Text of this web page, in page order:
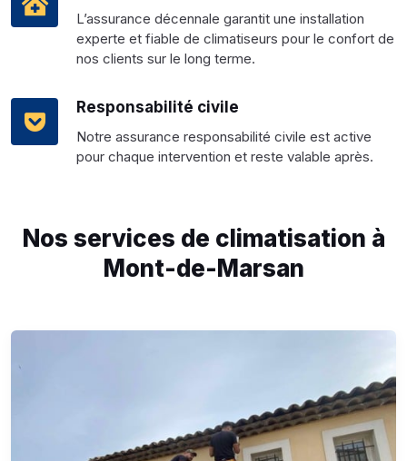
L’assurance décennale garantit une installation
experte et fiable de climatiseurs pour le confort de
nos clients sur le long terme.
Responsabilité civile
Notre assurance responsabilité civile est active
pour chaque intervention et reste valable après.
Nos services de climatisation à
Mont-de-Marsan